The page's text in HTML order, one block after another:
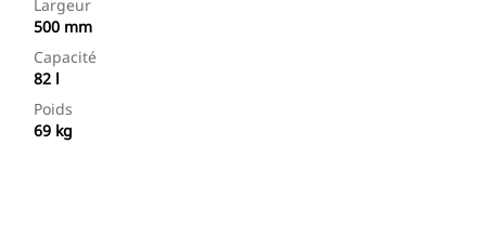
Largeur
500 mm
Capacité
82 l
Poids
69 kg